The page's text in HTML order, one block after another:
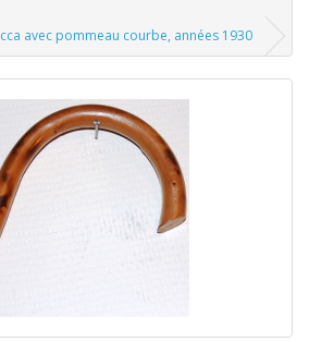
avec pommeau courbe, années 1930